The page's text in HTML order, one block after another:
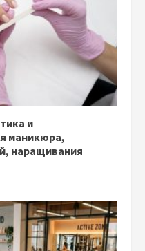
и
маникюра,
наращивания